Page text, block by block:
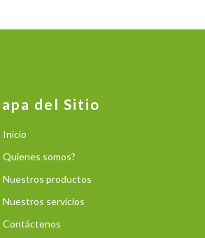
del Sitio
Inicio
Quienes somos?
Nuestros productos
Nuestros servicios
Contáctenos